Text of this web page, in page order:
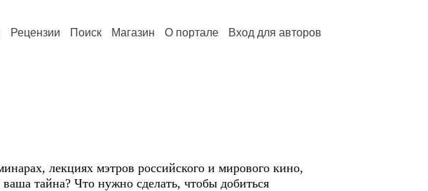
Рецензии Поиск Магазин О портале Вход для авторов
лекциях мэтров российского и мирового кино,
тайна? Что нужно сделать, чтобы добиться